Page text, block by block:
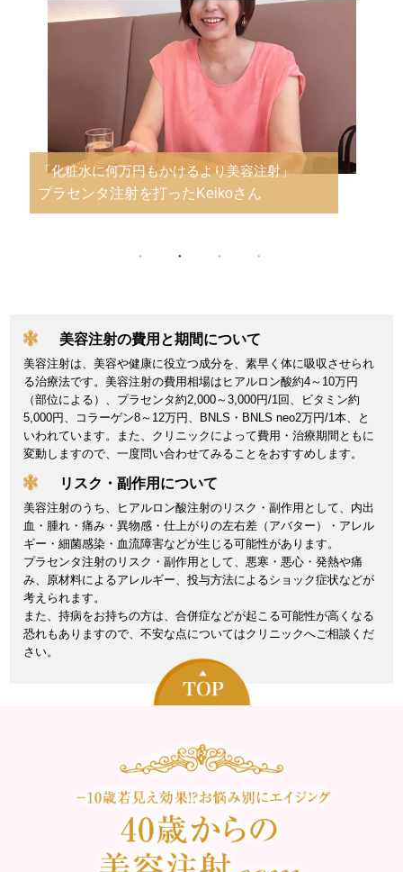
「ビタミン剤以上の即効性を期待して」
ビタミン注射を打ったTomoeさん
美容注射の費用と期間について
美容注射は、美容や健康に役立つ成分を、素早く体に吸収させられ
る治療法です。美容注射の費用相場はヒアルロン酸約4～10万円
（部位による）、プラセンタ約2,000～3,000円/1回、ビタミン約
5,000円、コラーゲン8～12万円、BNLS・BNLS neo2万円/1本、と
いわれています。また、クリニックによって費用・治療期間ともに
変動しますので、一度問い合わせてみることをおすすめします。
リスク・副作用について
美容注射のうち、ヒアルロン酸注射のリスク・副作用として、内出
血・腫れ・痛み・異物感・仕上がりの左右差（アバター）・アレル
ギー・細菌感染・血流障害などが生じる可能性があります。
プラセンタ注射のリスク・副作用として、悪寒・悪心・発熱や痛
み、原材料によるアレルギー、投与方法によるショック症状などが
考えられます。
また、持病をお持ちの方は、合併症などが起こる可能性が高くなる
恐れもありますので、不安な点についてはクリニックへご相談くだ
さい。